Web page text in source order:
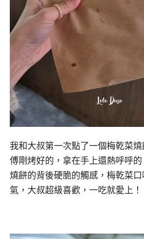
我和大叔第一次點了一個梅乾菜
傅剛烤好的，拿在手上還熱呼呼的
燒餅的背後硬脆的觸感，梅乾菜
氣，大叔超級喜歡，一吃就愛上！